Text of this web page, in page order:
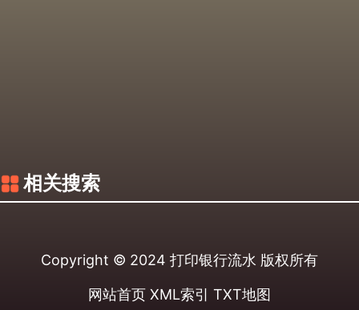
相关搜索
Copyright © 2024 打印银行流水 版权所有
网站首页 XML索引 TXT地图